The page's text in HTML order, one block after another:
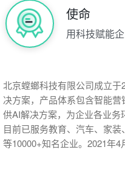
使命
用科技赋能
北京螳螂科技有限公司成立
决方案，产品体系包含智能
供AI解决方案，为企业各业务
目前已服务教育、汽车、家
等10000+知名企业。2021年4